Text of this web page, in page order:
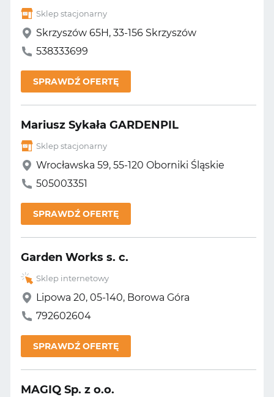
Sklep stacjonarny
Skrzyszów 65H, 33-156 Skrzyszów
538333699
SPRAWDŹ OFERTĘ
Mariusz Sykała GARDENPIL
Sklep stacjonarny
Wrocławska 59, 55-120 Oborniki Śląskie
505003351
SPRAWDŹ OFERTĘ
Garden Works s. c.
Sklep internetowy
Lipowa 20, 05-140, Borowa Góra
792602604
SPRAWDŹ OFERTĘ
MAGIQ Sp. z o.o.